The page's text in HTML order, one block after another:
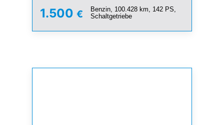
1.500 €
Benzin, 100.428 km, 142 PS,
Schaltgetriebe